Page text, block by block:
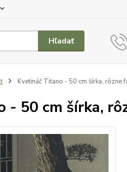
Hľadať
Kvetináč Titano - 50 cm šírka, rôzne
- 50 cm šírka,